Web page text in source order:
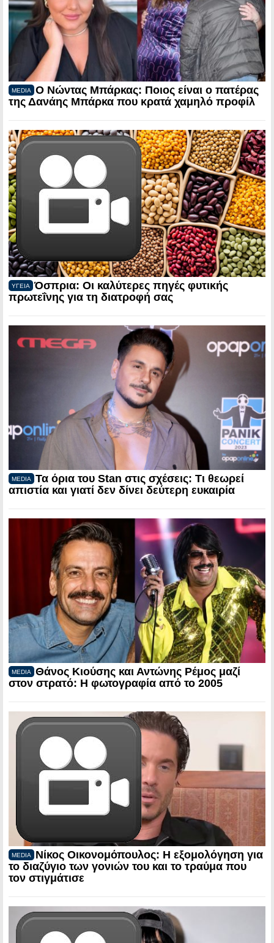
MEDIA
Ο Νώντας Μπάρκας: Ποιος είναι ο πατέρας
της Δανάης Μπάρκα που κρατά χαμηλό προφίλ
ΥΓΕΙΑ
Όσπρια: Οι καλύτερες πηγές φυτικής
πρωτεΐνης για τη διατροφή σας
MEDIA
Τα όρια του Stan στις σχέσεις: Τι θεωρεί
απιστία και γιατί δεν δίνει δεύτερη ευκαιρία
MEDIA
Θάνος Κιούσης και Αντώνης Ρέμος μαζί
στον στρατό: Η φωτογραφία από το 2005
MEDIA
Νίκος Οικονομόπουλος: Η εξομολόγηση για
το διαζύγιο των γονιών του και το τραύμα που
τον στιγμάτισε